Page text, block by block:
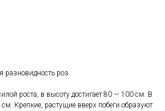
разновидность роз.
роста, в высоту достигает 80 — 100 см. В
Крепкие, растущие вверх побеги образуют